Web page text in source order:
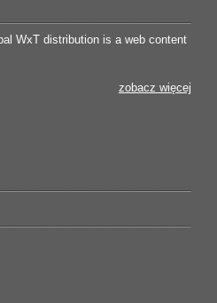
WxT distribution is a web content
zobacz więcej